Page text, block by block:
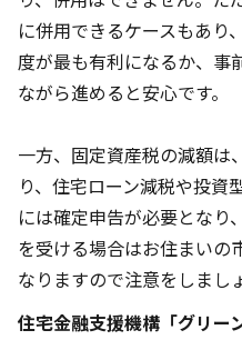
に併用できるケースもあり
度が最も有利になるか、事
ながら進めると安心です。
一方、固定資産税の減額は
り、住宅ローン減税や投資
には確定申告が必要となり
を受ける場合はお住まいの
なりますので注意をしまし
住宅金融支援機構「グリー